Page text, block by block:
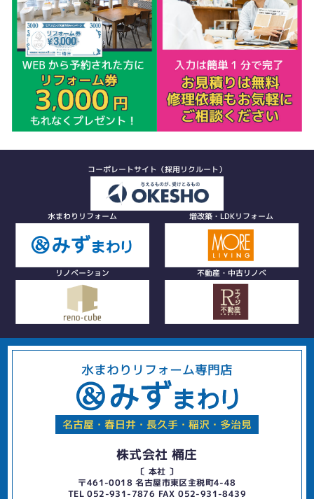
コーポレートサイト（採用リクルート）
水まわりリフォーム 増改築・LDKリフォーム
リノベーション 不動産・中古リノベ
水まわりリフォーム専門店
名古屋・春日井・長久手・稲沢・多治見
株式会社 桶庄
〔 本社 〕
〒461-0018 名古屋市東区主税町4-48
TEL 052-931-7876 FAX 052-931-8439